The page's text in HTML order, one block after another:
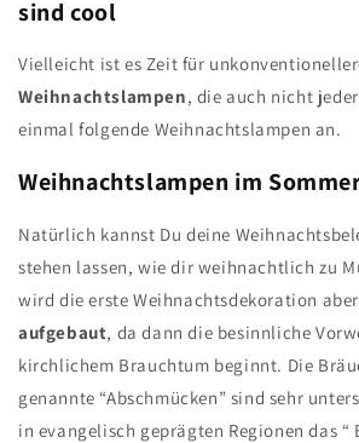
sind cool
Vielleicht ist es Zeit für
Weihnachtslampen, die auch nicht
einmal folgende Weihnachtslampen an.
Weihnachtslampen im
Natürlich kannst Du deine
stehen lassen, wie dir weihnachtlich zu
wird die erste Weihnachtsdekoration
aufgebaut, da dann die besinnliche
kirchlichem Brauchtum beginnt. Die
genannte “Abschmücken” sind sehr
in evangelisch geprägten Regionen das “